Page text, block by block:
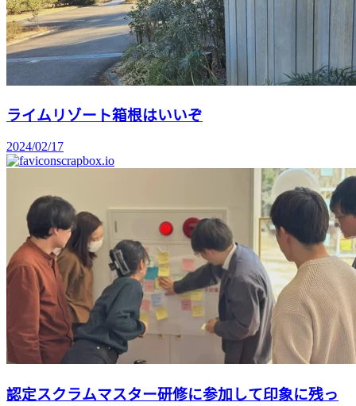
ライムリゾート箱根はいいぞ
2024/02/17
scrapbox.io
認定スクラムマスター研修に参加して印象に残っ